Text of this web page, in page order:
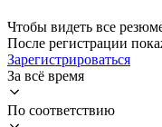
Чтобы видеть все
После регистрации
Зарегистрироваться
За всё время
По соответствию